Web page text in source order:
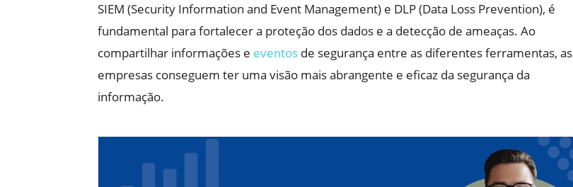
SIEM (Security Information and Event Management) e DLP (Data Loss Prevention), é
fundamental para fortalecer a proteção dos dados e a detecção de ameaças. Ao
compartilhar informações e eventos de segurança entre as diferentes ferramentas, as
empresas conseguem ter uma visão mais abrangente e eficaz da segurança da
informação.